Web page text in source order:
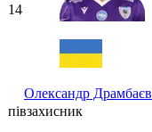
14
Олександр Драмбаєв
півзахисник